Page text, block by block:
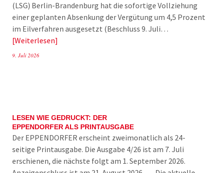
(LSG) Berlin-Brandenburg hat die sofortige Vollziehung
einer geplanten Absenkung der Vergütung um 4,5 Prozent
im Eilverfahren ausgesetzt (Beschluss 9. Juli…
Weiterlesen
9. Juli 2026
LESEN WIE GEDRUCKT: DER
EPPENDORFER ALS PRINTAUSGABE
Der EPPENDORFER erscheint zweimonatlich als 24-
seitige Printausgabe. Die Ausgabe 4/26 ist am 7. Juli
erschienen, die nächste folgt am 1. September 2026.